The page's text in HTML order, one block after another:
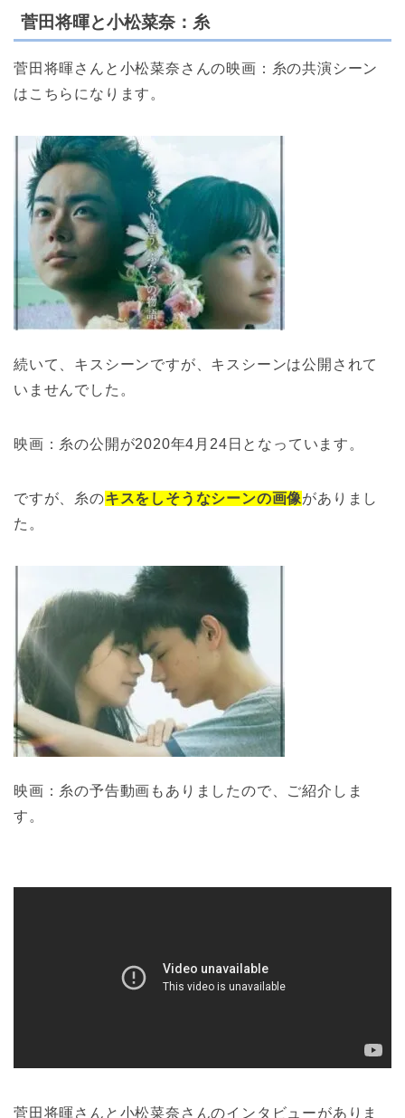
菅田将暉と小松菜奈：糸
菅田将暉さんと小松菜奈さんの映画：糸の共演シーン
はこちらになります。
続いて、キスシーンですが、キスシーンは公開されて
いませんでした。
映画：糸の公開が2020年4月24日となっています。
ですが、糸のキスをしそうなシーンの画像がありまし
た。
映画：糸の予告動画もありましたので、ご紹介しま
す。
菅田将暉さんと小松菜奈さんのインタビューがありま